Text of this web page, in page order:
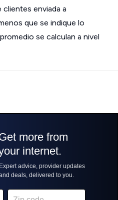
enviada a
que se indique lo
se calculan a nivel